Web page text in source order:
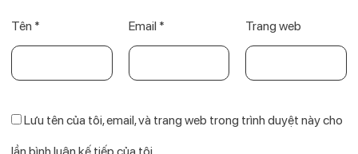
Tên * Email * Trang web
Lưu tên của tôi, email, và trang web trong trình duyệt này cho